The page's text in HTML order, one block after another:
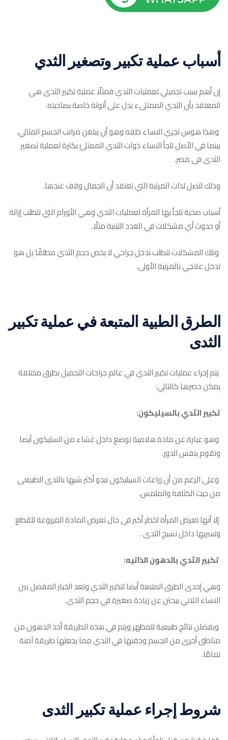
أسباب عملية تكبير وتصغير الثدي
إن أهم سبب تجميلي لعمليات الثدي فمثلًا عملية تكبير الثدى هي
المعتقد بأن الثدي الممتلىء يدل على أنوثة خاصة بصاحبته.
وهذا هوس تجري النساء خلفه وهو أن يبلغن مراتب الجسم المثالي،
بينما في الأصل تلجأ النساء ذوات الثدي الممتلئ بكثرة لعملية تصغير
الثدى فى مصر.
وذلك لتصل لذات المرتبة التي تعتقد أن الجمال وقف عندها.
أسباب صحية تلجأ بها المرأة لعمليات الثدي وهي الأورام التي تتطلب إزالة
أو حدوث أي مشكلات في الغدد اللبنية مثلًا.
وتلك المشكلات تتطلب تدخل جراحي لا يخص حجم الثدي مطلقًا بل هو
تدخل علاجي بالمرتبة الأولى.
الطرق الطبية المتبعة في عملية تكبير
الثدى
يتم إجراء عمليات تكبير الثدي في عالم جراحات التجميل بطرق مختلفة
يمكن حصرها كالتالي:
تكبير الثدي بالسيليكون:
وهو عبارة عن مادة هلامية توضع داخل غشاء من السليكون أيضا
وتقوم بنفس الدور.
وعلى الرغم من أن زراعات السيليكون تبدو أكثر شبها بالثدى الطبيعى
من حيث الكثافة والملمس.
إلا أنها تعرض المرأة لخطر أكبر فى حال تعرض المادة المزروعة للقطع
وتسربها داخل نسيج الثدى .
تكبير الثدي بالدهون الذاتيه:
وهي إحدى الطرق المتبعة أيضا لتكبير الثدي وتعد الخيار المفضل بين
النساء اللاتي يبحثن عن زيادة صغيرة في حجم الثدي.
ويفضلن نتائج طبيعية للمظهر ويتم في هذه الطريقة أخذ الدهون من
مناطق أخرى من الجسم وحقنها في الثدي مما يجعلها طريقة آمنة
تمامًا.
شروط إجراء عملية تكبير الثدى